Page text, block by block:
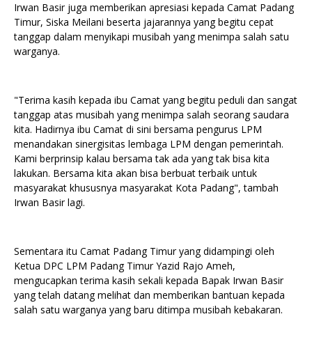
Irwan Basir juga memberikan apresiasi kepada Camat Padang
Timur, Siska Meilani beserta jajarannya yang begitu cepat
tanggap dalam menyikapi musibah yang menimpa salah satu
warganya.
"Terima kasih kepada ibu Camat yang begitu peduli dan sangat
tanggap atas musibah yang menimpa salah seorang saudara
kita. Hadirnya ibu Camat di sini bersama pengurus LPM
menandakan sinergisitas lembaga LPM dengan pemerintah.
Kami berprinsip kalau bersama tak ada yang tak bisa kita
lakukan. Bersama kita akan bisa berbuat terbaik untuk
masyarakat khususnya masyarakat Kota Padang", tambah
Irwan Basir lagi.
Sementara itu Camat Padang Timur yang didampingi oleh
Ketua DPC LPM Padang Timur Yazid Rajo Ameh,
mengucapkan terima kasih sekali kepada Bapak Irwan Basir
yang telah datang melihat dan memberikan bantuan kepada
salah satu warganya yang baru ditimpa musibah kebakaran.